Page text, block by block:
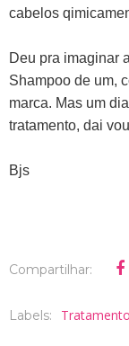
cabelos
Deu pra imaginar
Shampoo de um,
marca. Mas um
tratamento, dai
Bjs
Compartilhar:
Labels: Tratamento